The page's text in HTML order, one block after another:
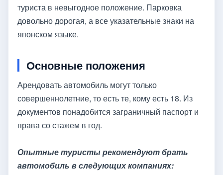
туриста в невыгодное положение. Парковка
довольно дорогая, а все указательные знаки на
японском языке.
Основные положения
Арендовать автомобиль могут только
совершеннолетние, то есть те, кому есть 18. Из
документов понадобится заграничный паспорт и
права со стажем в год.
Опытные туристы рекомендуют брать
автомобиль в следующих компаниях: